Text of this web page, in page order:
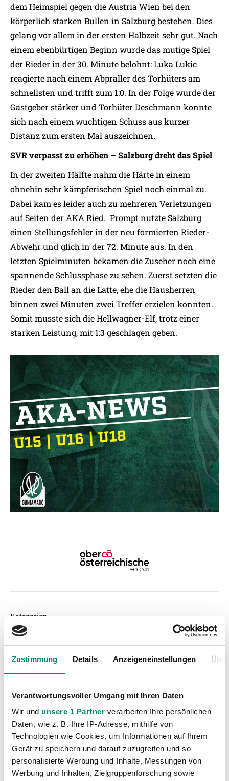
Zustimmung Details Anzeigeneinstellungen
Verantwortungsvoller Umgang mit Ihren Daten
Wir und unsere 1 Partner verarbeiten Ihre persönlichen
Daten, wie z. B. Ihre IP-Adresse, mithilfe von
Technologien wie Cookies, um Informationen auf Ihrem
Gerät zu speichern und darauf zuzugreifen und so
personalisierte Werbung und Inhalte, Messungen von
Werbung und Inhalten, Zielgruppenforschung sowie
dem Heimspiel gegen die Austria Wien bei den
körperlich starken Bullen in Salzburg bestehen. Dies
gelang vor allem in der ersten Halbzeit sehr gut. Nach
einem ebenbürtigen Beginn wurde das mutige Spiel
der Rieder in der 30. Minute belohnt: Luka Lukic
reagierte nach einem Abpraller des Torhüters am
schnellsten und trifft zum 1:0. In der Folge wurde der
Gastgeber stärker und Torhüter Deschmann konnte
sich nach einem wuchtigen Schuss aus kurzer
Distanz zum ersten Mal auszeichnen.
SVR verpasst zu erhöhen – Salzburg dreht das Spiel
In der zweiten Hälfte nahm die Härte in einem
ohnehin sehr kämpferischen Spiel noch einmal zu.
Dabei kam es leider auch zu mehreren Verletzungen
auf Seiten der AKA Ried. Prompt nutzte Salzburg
einen Stellungsfehler in der neu formierten Rieder-
Abwehr und glich in der 72. Minute aus. In den
letzten Spielminuten bekamen die Zuseher noch eine
spannende Schlussphase zu sehen. Zuerst setzten die
Rieder den Ball an die Latte, ehe die Hausherren
binnen zwei Minuten zwei Treffer erzielen konnten.
Somit musste sich die Hellwagner-Elf, trotz einer
starken Leistung, mit 1:3 geschlagen geben.
Kategorien
Akademie
(236)
(605)
Nachwuchs
Profis
(1315)
Ticketing
Unkategorisiert